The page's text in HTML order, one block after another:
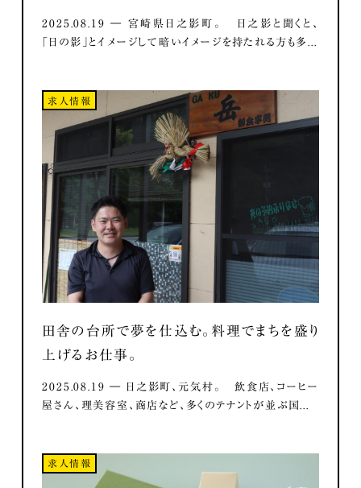
2025.08.19 ― 宮崎県日之影町。 日之影と聞くと、
「日の影」とイメージして暗いイメージを持たれる方も多...
求人情報
田舎の台所で夢を仕込む。料理でまちを盛り
上げるお仕事。
2025.08.19 ― 日之影町、元気村。 飲食店、コーヒー
屋さん、理美容室、商店など、多くのテナントが並ぶ国...
求人情報